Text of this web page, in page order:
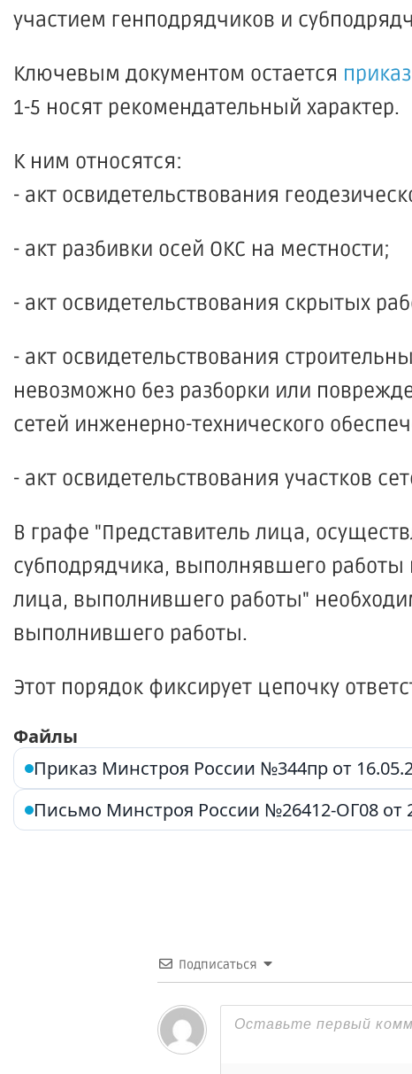
участием генподрядчиков и
Ключевым документом остается
1-5 носят рекомендательный характер.
К ним относятся:
- акт освидетельствования
- акт разбивки осей ОКС на местности;
- акт освидетельствования скрытых
- акт освидетельствования
невозможно без разборки или
сетей инженерно-технического
- акт освидетельствования участков
В графе "Представитель лица,
субподрядчика, выполнявшего работы
лица, выполнившего работы"
выполнившего работы.
Этот порядок фиксирует цепочку
Файлы
Приказ Минстроя России №344пр от
Письмо Минстроя России №26412-ОГ08 от
Подписаться